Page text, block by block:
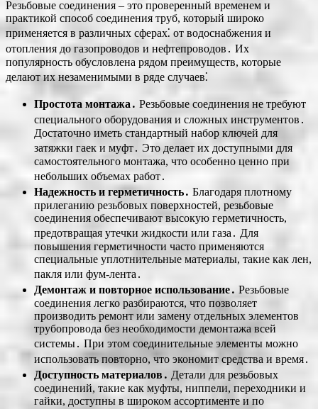
Резьбовые соединения – это проверенный временем и
практикой способ соединения труб, который широко
применяется в различных сферах⁚ от водоснабжения и
отопления до газопроводов и нефтепроводов․ Их
популярность обусловлена рядом преимуществ, которые
делают их незаменимыми в ряде случаев⁚
Простота монтажа․ Резьбовые соединения не требуют
специального оборудования и сложных инструментов․
Достаточно иметь стандартный набор ключей для
затяжки гаек и муфт․ Это делает их доступными для
самостоятельного монтажа, что особенно ценно при
небольших объемах работ․
Надежность и герметичность․ Благодаря плотному
прилеганию резьбовых поверхностей, резьбовые
соединения обеспечивают высокую герметичность,
предотвращая утечки жидкости или газа․ Для
повышения герметичности часто применяются
специальные уплотнительные материалы, такие как лен,
пакля или фум-лента․
Демонтаж и повторное использование․ Резьбовые
соединения легко разбираются, что позволяет
производить ремонт или замену отдельных элементов
трубопровода без необходимости демонтажа всей
системы․ При этом соединительные элементы можно
использовать повторно, что экономит средства и время․
Доступность материалов․ Детали для резьбовых
соединений, такие как муфты, ниппели, переходники и
гайки, доступны в широком ассортименте и по